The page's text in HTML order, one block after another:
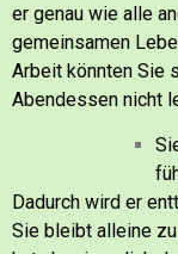
er genau wie alle
gemeinsamen
Arbeit könnten Sie
Abendessen nicht
Dadurch wird er
Sie bleibt alleine